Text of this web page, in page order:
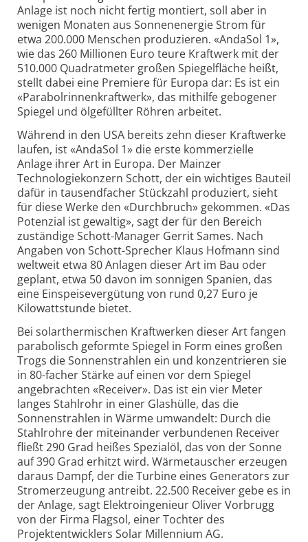
Anlage ist noch nicht fertig montiert, soll aber in
wenigen Monaten aus Sonnenenergie Strom für
etwa 200.000 Menschen produzieren. «AndaSol 1»,
wie das 260 Millionen Euro teure Kraftwerk mit der
510.000 Quadratmeter großen Spiegelfläche heißt,
stellt dabei eine Premiere für Europa dar: Es ist ein
«Parabolrinnenkraftwerk», das mithilfe gebogener
Spiegel und ölgefüllter Röhren arbeitet.
Während in den USA bereits zehn dieser Kraftwerke
laufen, ist «AndaSol 1» die erste kommerzielle
Anlage ihrer Art in Europa. Der Mainzer
Technologiekonzern Schott, der ein wichtiges Bauteil
dafür in tausendfacher Stückzahl produziert, sieht
für diese Werke den «Durchbruch» gekommen. «Das
Potenzial ist gewaltig», sagt der für den Bereich
zuständige Schott-Manager Gerrit Sames. Nach
Angaben von Schott-Sprecher Klaus Hofmann sind
weltweit etwa 80 Anlagen dieser Art im Bau oder
geplant, etwa 50 davon im sonnigen Spanien, das
eine Einspeisevergütung von rund 0,27 Euro je
Kilowattstunde bietet.
Bei solarthermischen Kraftwerken dieser Art fangen
parabolisch geformte Spiegel in Form eines großen
Trogs die Sonnenstrahlen ein und konzentrieren sie
in 80-facher Stärke auf einen vor dem Spiegel
angebrachten «Receiver». Das ist ein vier Meter
langes Stahlrohr in einer Glashülle, das die
Sonnenstrahlen in Wärme umwandelt: Durch die
Stahlrohre der miteinander verbundenen Receiver
fließt 290 Grad heißes Spezialöl, das von der Sonne
auf 390 Grad erhitzt wird. Wärmetauscher erzeugen
daraus Dampf, der die Turbine eines Generators zur
Stromerzeugung antreibt. 22.500 Receiver gebe es in
der Anlage, sagt Elektroingenieur Oliver Vorbrugg
von der Firma Flagsol, einer Tochter des
Projektentwicklers Solar Millennium AG.